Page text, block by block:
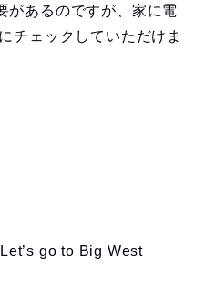
あるのですが、家に電
チェックしていただけま
go to Big West